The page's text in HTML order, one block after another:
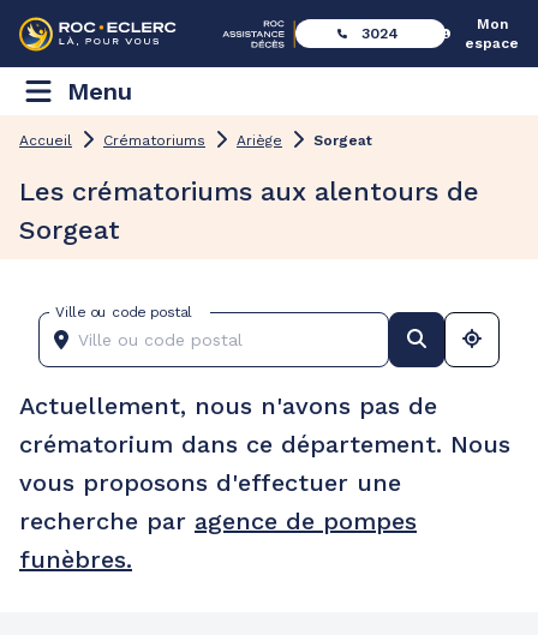
3024
Mon
espace
Menu
Accueil Crématoriums Ariège Sorgeat
Les crématoriums aux alentours de
Sorgeat
Ville ou code postal
Actuellement, nous n'avons pas de
crématorium dans ce département. Nous
vous proposons d'effectuer une
recherche par agence de pompes
funèbres.